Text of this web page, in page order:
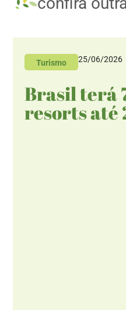
Turismo 25/06/2026
Brasil terá
resorts até